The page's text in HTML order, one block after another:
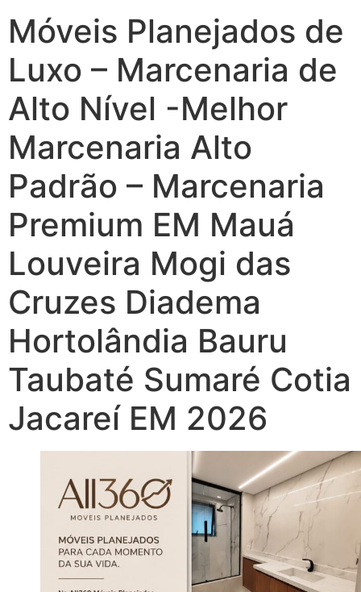
Móveis Planejados de
Luxo – Marcenaria de
Alto Nível -Melhor
Marcenaria Alto
Padrão – Marcenaria
Premium EM Mauá
Louveira Mogi das
Cruzes Diadema
Hortolândia Bauru
Taubaté Sumaré Cotia
Jacareí EM 2026